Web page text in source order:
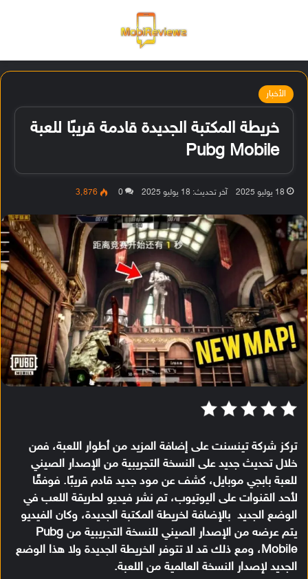
الأخبار
خريطة المكتبة الجديدة قادمة قريبًا للعبة
Pubg Mobile
18 يوليو 2025 آخر تحديث: 18 يوليو 2025 0 3٬876
تركز شركة تينسنت على إضافة المزيد من أطوار اللعبة، فمن
خلال تحديث جديد على النسخة التجريبية من الإصدار الصيني
للعبة بابجي موبايل، كشف عن مود جديد قادم قريبًا. فوفقًا
لأحد القنوات على اليوتيوب، تم نشر فيديو لطريقة اللعب في
الوضع الجديد بالإضافة لخريطة المكتبة الجديدة، وكان الفيديو
يتم عرضه من الإصدار الصيني للنسخة التجريبية من Pubg
Mobile، ومع ذلك قد لا تتوفر الخريطة الجديدة ولا هذا الوضع
الجديد لإصدار النسخة العالمية من اللعبة.